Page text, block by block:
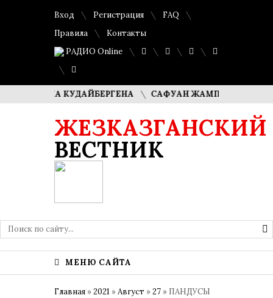
Вход Регистрация
FAQ
Правила
Контакты
РАДИО Online
КУДАЙБЕРГЕНА САФУАН ЖАМПЕИСОВ: «МЫ ХОТИМ
ЖЕЗКАЗГАНСКИЙ
ВЕСТНИК
МЕНЮ САЙТА
Главная »2021 »Август »27 » ПАНДУСЫ